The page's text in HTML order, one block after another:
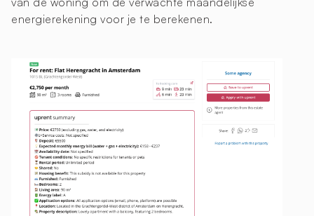
energierekening voor je te berekenen.